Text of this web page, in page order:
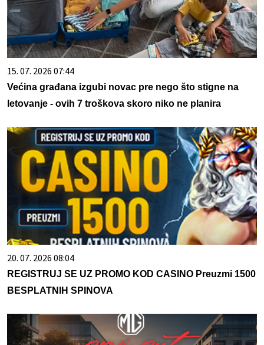
15. 07. 2026 07:44
Većina građana izgubi novac pre nego što stigne na
letovanje - ovih 7 troškova skoro niko ne planira
20. 07. 2026 08:04
REGISTRUJ SE UZ PROMO KOD CASINO Preuzmi 1500
BESPLATNIH SPINOVA